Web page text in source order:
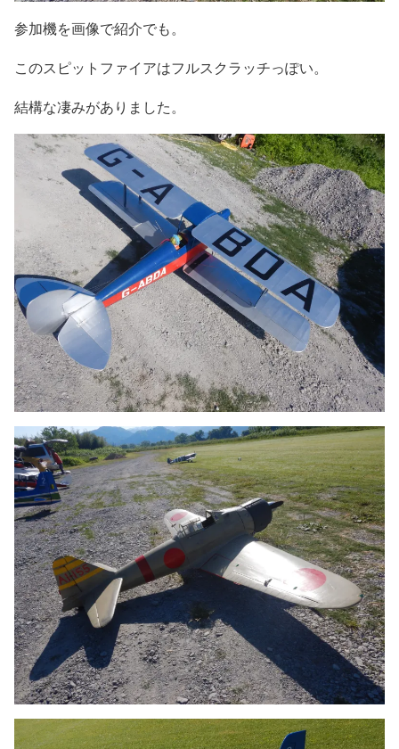
参加機を画像で紹介でも。
このスピットファイアはフルスクラッチっぽい。
結構な凄みがありました。